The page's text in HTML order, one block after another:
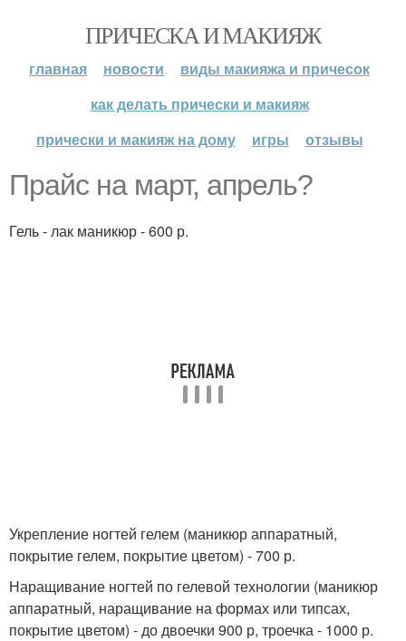
ПРИЧЕСКА И МАКИЯЖ
главная новости
виды макияжа и причесок
как делать прически и макияж
прически и макияж на дому
игры отзывы
Прайс на март, апрель?
Гель - лак маникюр - 600 р.
Укрепление ногтей гелем (маникюр аппаратный,
покрытие гелем, покрытие цветом) - 700 р.
Наращивание ногтей по гелевой технологии (маникюр
аппаратный, наращивание на формах или типсах,
покрытие цветом) - до двоечки 900 р, троечка - 1000 р.